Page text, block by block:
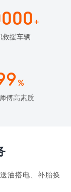
+
救援车辆
%
傅高素质
油搭电、补胎换